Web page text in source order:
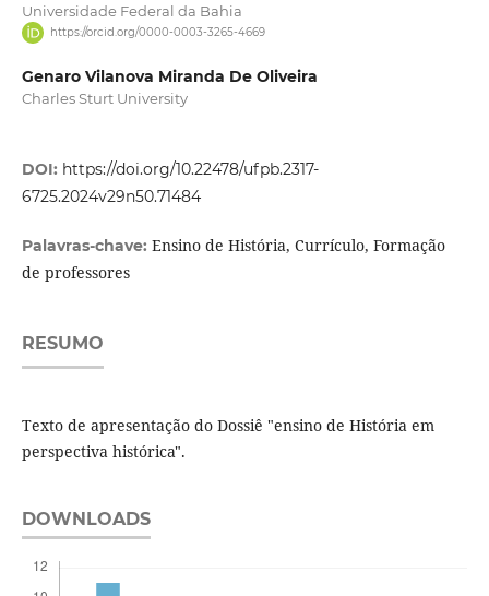
Universidade Federal da Bahia
https://orcid.org/0000-0003-3265-4669
Genaro Vilanova Miranda De Oliveira
Charles Sturt University
DOI: https://doi.org/10.22478/ufpb.2317-
6725.2024v29n50.71484
Palavras-chave: Ensino de História, Currículo, Formação
de professores
RESUMO
Texto de apresentação do Dossiê "ensino de História em
perspectiva histórica".
DOWNLOADS